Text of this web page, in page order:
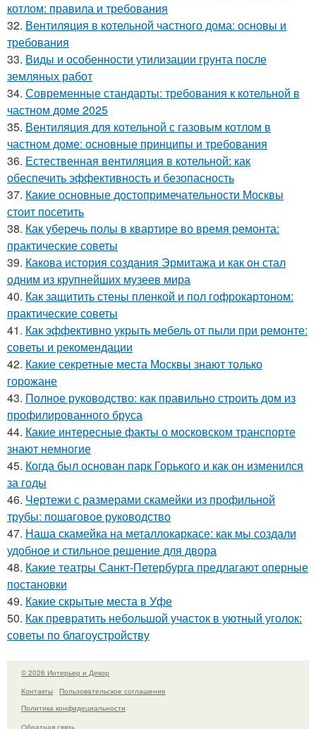
котлом: правила и требования
32. Вентиляция в котельной частного дома: основы и
требования
33. Виды и особенности утилизации грунта после
земляных работ
34. Современные стандарты: требования к котельной в
частном доме 2025
35. Вентиляция для котельной с газовым котлом в
частном доме: основные принципы и требования
36. Естественная вентиляция в котельной: как
обеспечить эффективность и безопасность
37. Какие основные достопримечательности Москвы
стоит посетить
38. Как уберечь полы в квартире во время ремонта:
практические советы
39. Какова история создания Эрмитажа и как он стал
одним из крупнейших музеев мира
40. Как защитить стены пленкой и пол гофрокартоном:
практические советы
41. Как эффективно укрыть мебель от пыли при ремонте:
советы и рекомендации
42. Какие секретные места Москвы знают только
горожане
43. Полное руководство: как правильно строить дом из
профилированного бруса
44. Какие интересные факты о московском транспорте
знают немногие
45. Когда был основан парк Горького и как он изменился
за годы
46. Чертежи с размерами скамейки из профильной
трубы: пошаговое руководство
47. Наша скамейка на металлокаркасе: как мы создали
удобное и стильное решение для двора
48. Какие театры Санкт-Петербурга предлагают оперные
постановки
49. Какие скрытые места в Уфе
50. Как превратить небольшой участок в уютный уголок:
советы по благоустройству
© 2026 Интерьер и Декор
Контакты
Пользовательское соглашение
Политика конфидециальности
Обратная связь